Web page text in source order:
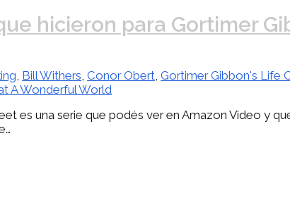
hicieron para Gortimer
Bill Withers ,Conor Obert ,Gortimer Gibbon's Life
A Wonderful World
es una serie que podés ver en Amazon Video y